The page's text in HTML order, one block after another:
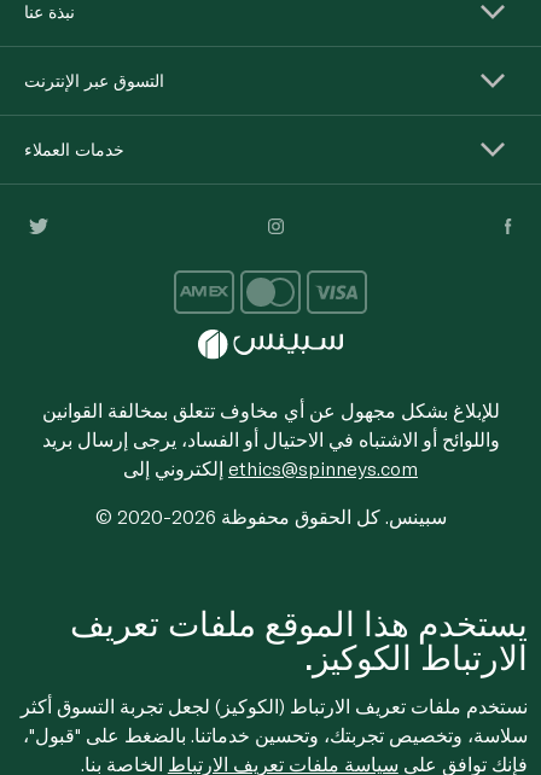
نبذة عنا
التسوق عبر الإنترنت
خدمات العملاء
للإبلاغ بشكل مجهول عن أي مخاوف تتعلق بمخالفة القوانين
واللوائح أو الاشتباه في الاحتيال أو الفساد، يرجى إرسال بريد
ethics@spinneys.com
© 2020-2026 سبينس. كل الحقوق محفوظة
يستخدم هذا الموقع ملفات تعريف
الارتباط الكوكيز.
نستخدم ملفات تعريف الارتباط (الكوكيز) لجعل تجربة التسوق أكثر
سلاسة، وتخصيص تجربتك، وتحسين خدماتنا. بالضغط على "قبول"،
فإنك توافق على سياسة ملفات تعريف الارتباط الخاصة بنا.